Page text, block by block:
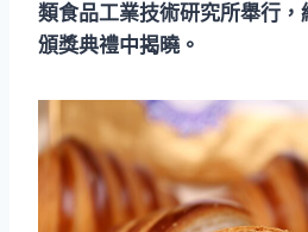
類食品工業技術研究所舉行，
頒獎典禮中揭曉。